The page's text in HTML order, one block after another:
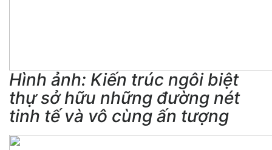
Hình ảnh: Kiến trúc ngôi biệt
thự sở hữu những đường nét
tinh tế và vô cùng ấn tượng